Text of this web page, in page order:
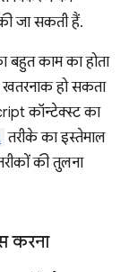
जा सकती हैं.
बहुत काम का होता
हो सकता
कॉन्टेक्स्ट का
तरीके का इस्तेमाल
की तुलना
करना